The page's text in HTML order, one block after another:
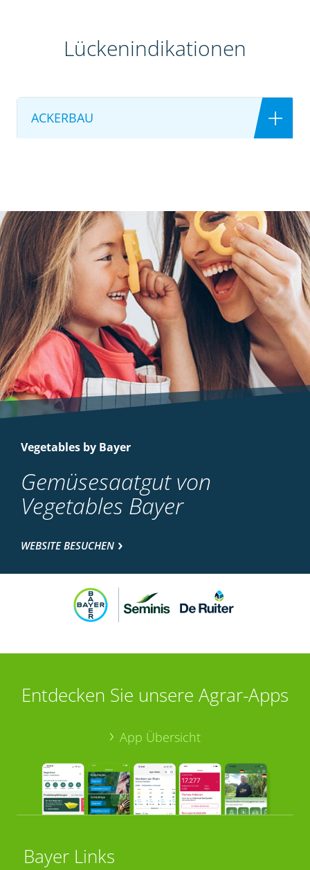
Lückenindikationen
ACKERBAU
Vegetables by Bayer
Gemüsesaatgut von
Vegetables Bayer
WEBSITE BESUCHEN
Entdecken Sie unsere Agrar-Apps
App Übersicht
Bayer Links